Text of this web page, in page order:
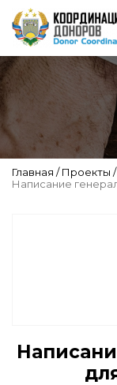
Главная
Проекты
Написание